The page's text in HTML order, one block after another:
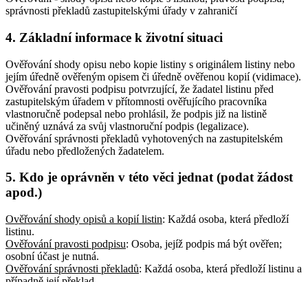
správnosti překladů zastupitelskými úřady v zahraničí
4. Základní informace k životní situaci
Ověřování shody opisu nebo kopie listiny s originálem listiny nebo
jejím úředně ověřeným opisem či úředně ověřenou kopií (vidimace).
Ověřování pravosti podpisu potvrzující, že žadatel listinu před
zastupitelským úřadem v přítomnosti ověřujícího pracovníka
vlastnoručně podepsal nebo prohlásil, že podpis již na listině
učiněný uznává za svůj vlastnoruční podpis (legalizace).
Ověřování správnosti překladů vyhotovených na zastupitelském
úřadu nebo předložených žadatelem.
5. Kdo je oprávněn v této věci jednat (podat žádost
apod.)
Ověřování shody opisů a kopií listin: Každá osoba, která předloží
listinu.
Ověřování pravosti podpisu: Osoba, jejíž podpis má být ověřen;
osobní účast je nutná.
Ověřování správnosti překladů: Každá osoba, která předloží listinu a